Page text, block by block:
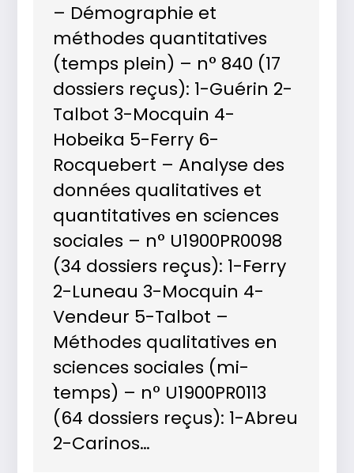
– Démographie et
méthodes quantitatives
(temps plein) – n° 840 (17
dossiers reçus): 1-Guérin 2-
Talbot 3-Mocquin 4-
Hobeika 5-Ferry 6-
Rocquebert – Analyse des
données qualitatives et
quantitatives en sciences
sociales – n° U1900PR0098
(34 dossiers reçus): 1-Ferry
2-Luneau 3-Mocquin 4-
Vendeur 5-Talbot –
Méthodes qualitatives en
sciences sociales (mi-
temps) – n° U1900PR0113
(64 dossiers reçus): 1-Abreu
2-Carinos…